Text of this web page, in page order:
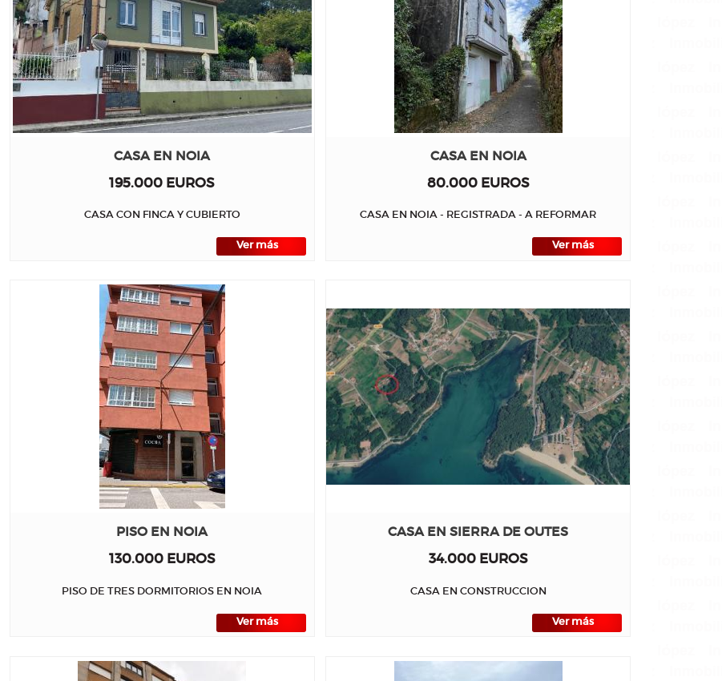
CASA EN NOIA
195.000 EUROS
CASA CON FINCA Y CUBIERTO
Ver más
CASA EN NOIA
80.000 EUROS
CASA EN NOIA - REGISTRADA - A REFORMAR
Ver más
PISO EN NOIA
130.000 EUROS
PISO DE TRES DORMITORIOS EN NOIA
Ver más
CASA EN SIERRA DE OUTES
34.000 EUROS
CASA EN CONSTRUCCION
Ver más